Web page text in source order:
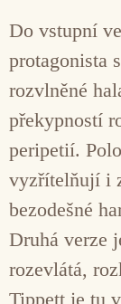
Do vstupní
protagonista
rozvlněné
překypností
peripetií.
vyzřítelňují i
bezodešné
Druhá verze
rozevlátá,
Tippett je tu